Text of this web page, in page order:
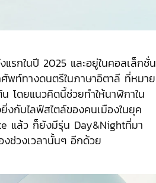
รกในปี 2025 และอยู่ในคอลเล็กชั่น
พท์ทางดนตรีในภาษาอิตาลี ที่หมาย
โดยแนวคิดนี้ช่วยทำให้นาฬิกาใน
งกับไลฟ์สไตล์ของคนเมืองในยุค
แล้ว ก็ยังมีรุ่น Day&Nightที่มา
ช่วงเวลานั้นๆ อีกด้วย